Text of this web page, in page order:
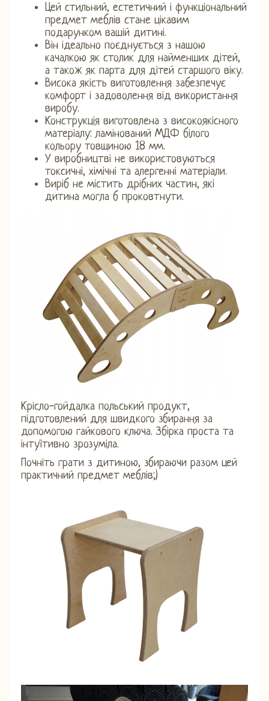
Цей стильний, естетичний і функціональний
предмет меблів стане цікавим
подарунком вашій дитині.
Він ідеально поєднується з нашою
качалкою як столик для найменших дітей,
а також як парта для дітей старшого віку.
Висока якість виготовлення забезпечує
комфорт і задоволення від використання
виробу.
Конструкція виготовлена ​​з високоякісного
матеріалу: ламінований МДФ білого
кольору товщиною 18 мм.
У виробництві не використовуються
токсичні, хімічні та алергенні матеріали.
Виріб не містить дрібних частин, які
дитина могла б проковтнути.
Крісло-гойдалка польський продукт,
підготовлений для швидкого збирання за
допомогою гайкового ключа. Збірка проста та
інтуїтивно зрозуміла.
Почніть грати з дитиною, збираючи разом цей
практичний предмет меблів;)